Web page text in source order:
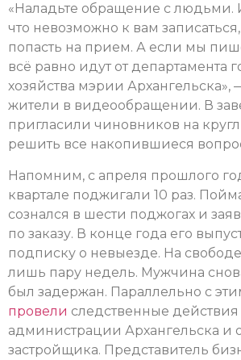
«Наладьте обращение с людьми.
что невозможно к вам
попасть на прием. А если мы
всё равно идут от департамента
хозяйства мэрии Архангельска»,
жители в видеообращении. В
пригласили чиновников на
решить все накопившиеся
Напомним, с апреля прошлого
квартале поджигали 10 раз.
сознался в шести поджогах и
по заказу. В конце года его
подписку о невыезде. На
лишь пару недель. Мужчина
был задержан. Параллельно с
провели следственные действия
администрации Архангельска и
застройщика. Представитель